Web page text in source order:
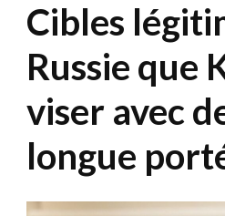
Cibles
Russie que
viser avec
longue